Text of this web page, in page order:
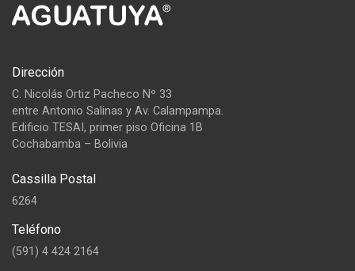
Dirección
C. Nicolás Ortiz Pacheco Nº 33
entre Antonio Salinas y Av. Calampampa.
Edificio TESAI, primer piso Oficina 1B
Cochabamba – Bolivia
Cassilla Postal
6264
Teléfono
(591) 4 424 2164